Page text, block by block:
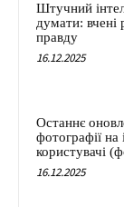
Штучний
думати: вчені
правду
16.12.2025
Останнє
фотографії
користувачі
16.12.2025